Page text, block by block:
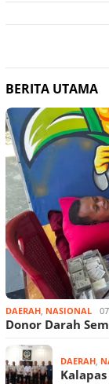
BERITA UTAMA
DAERAH, NASIONAL
Donor Darah
DAERAH,